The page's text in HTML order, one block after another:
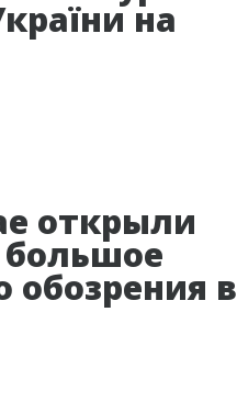
на
открыли
обозрения в